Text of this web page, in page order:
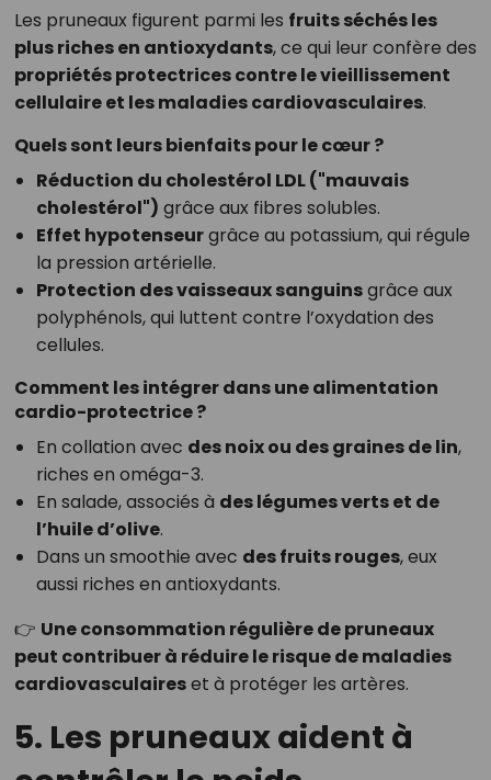
Les pruneaux figurent parmi les fruits séchés les
plus riches en antioxydants, ce qui leur confère des
propriétés protectrices contre le vieillissement
cellulaire et les maladies cardiovasculaires.
Quels sont leurs bienfaits pour le cœur ?
Réduction du cholestérol LDL ("mauvais
cholestérol") grâce aux fibres solubles.
Effet hypotenseurgrâce au potassium, qui régule
la pression artérielle.
Protection des vaisseaux sanguinsgrâce aux
polyphénols, qui luttent contre l’oxydation des
cellules.
Comment les intégrer dans une alimentation
cardio-protectrice ?
En collation avec des noix ou des graines de lin,
riches en oméga-3.
En salade, associés à des légumes verts et de
l’huile d’olive.
Dans un smoothie avec des fruits rouges, eux
aussi riches en antioxydants.
👉 Une consommation régulière de pruneaux
peut contribuer à réduire le risque de maladies
cardiovasculaireset à protéger les artères.
5. Les pruneaux aident à